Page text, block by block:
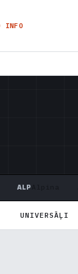
INFO
ALP
UNIVERSĀĻI